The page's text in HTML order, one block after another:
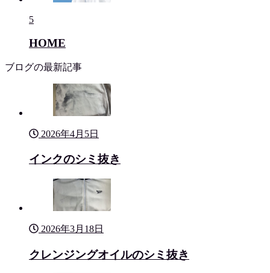
5
HOME
ブログの最新記事
2026年4月5日
インクのシミ抜き
2026年3月18日
クレンジングオイルのシミ抜き